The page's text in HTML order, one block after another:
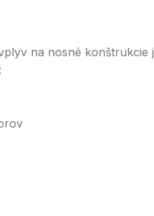
na nosné